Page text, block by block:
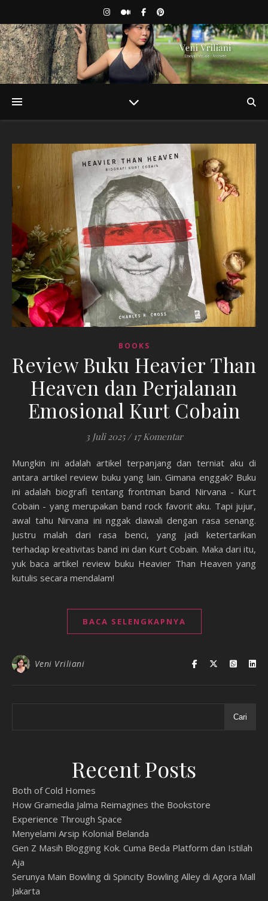
BOOKS
Review Buku Heavier Than
Heaven dan Perjalanan
Emosional Kurt Cobain
3 Juli 2025 / 17 Komentar
Mungkin ini adalah artikel terpanjang dan terniat aku di
antara artikel review buku yang lain. Gimana enggak? Buku
ini adalah biografi tentang frontman band Nirvana - Kurt
Cobain - yang merupakan band rock favorit aku. Tapi jujur,
awal tahu Nirvana ini nggak diawali dengan rasa senang.
Justru malah dari rasa benci, yang jadi ketertarikan
terhadap kreativitas band ini dan Kurt Cobain. Maka dari itu,
yuk baca artikel review buku Heavier Than Heaven yang
kutulis secara mendalam!
BACA SELENGKAPNYA
Veni Vriliani
Cari
Recent Posts
Both of Cold Homes
How Gramedia Jalma Reimagines the Bookstore
Experience Through Space
Menyelami Arsip Kolonial Belanda
Gen Z Masih Blogging Kok. Cuma Beda Platform dan Istilah
Aja
Serunya Main Bowling di Spincity Bowling Alley di Agora Mall
Jakarta